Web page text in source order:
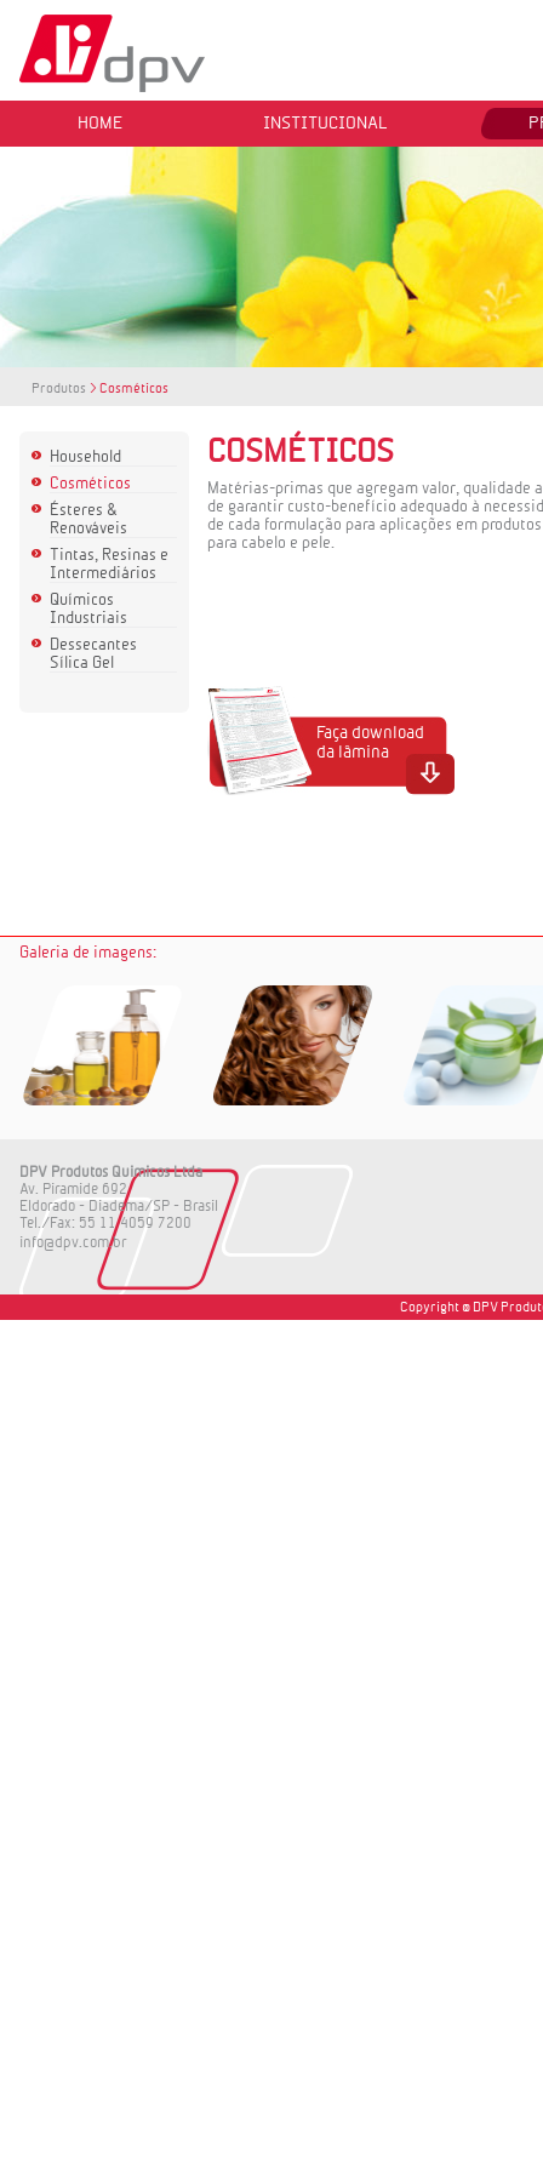
HOME INSTITUCIONAL
Produtos > Cosméticos
Household
Cosméticos
Ésteres &
Renováveis
Tintas, Resinas e
Intermediários
Químicos
Industriais
Dessecantes
Sílica Gel
COSMÉTICOS
Matérias-primas que agregam valor, qualidade
de garantir custo-benefício adequado à
de cada formulação para aplicações em produtos
para cabelo e pele.
Faça download
da lâmina
Galeria de imagens:
DPV Produtos Quimicos Ltda
Av. Piramide 692
Eldorado - Diadema/SP - Brasil
Tel./Fax: 55 11 4059 7200
info@dpv.com.br
Copyright © DPV